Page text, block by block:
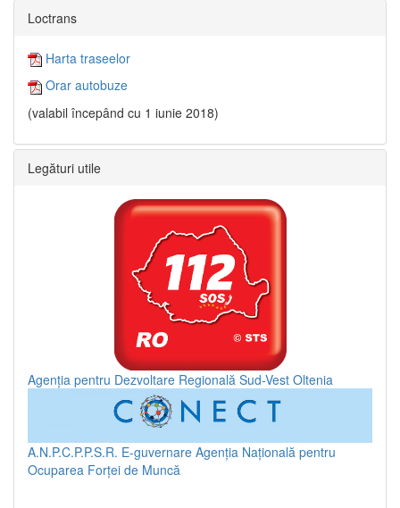
Loctrans
Harta traseelor
Orar autobuze
(valabil începând cu 1 iunie 2018)
Legături utile
Agenția pentru Dezvoltare Regională Sud-Vest Oltenia
A.N.P.C.P.P.S.R. E-guvernare Agenția Națională pentru
Ocuparea Forței de Muncă